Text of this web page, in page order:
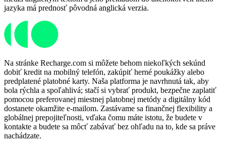
jazyka má prednosť pôvodná anglická verzia.
Na stránke Recharge.com si môžete behom niekoľkých sekúnd
dobiť kredit na mobilný telefón, zakúpiť herné poukážky alebo
predplatené platobné karty. Naša platforma je navrhnutá tak, aby
bola rýchla a spoľahlivá; stačí si vybrať produkt, bezpečne zaplatiť
pomocou preferovanej miestnej platobnej metódy a digitálny kód
dostanete okamžite e-mailom. Zastávame sa finančnej flexibility a
globálnej prepojiteľnosti, vďaka čomu máte istotu, že budete v
kontakte a budete sa môcť zabávať bez ohľadu na to, kde sa práve
nachádzate.